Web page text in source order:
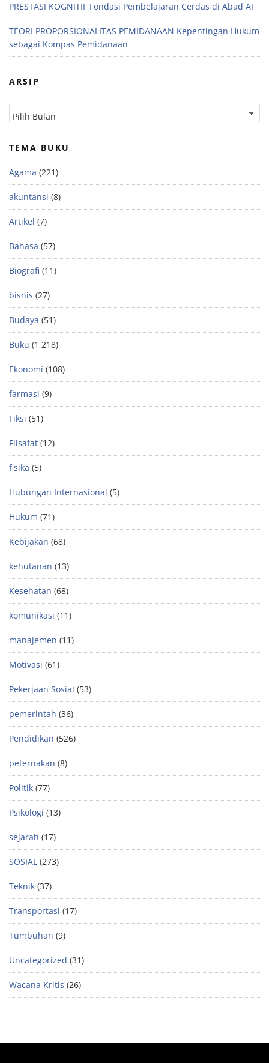
PRESTASI KOGNITIF Fondasi Pembelajaran Cerdas di Abad AI
TEORI PROPORSIONALITAS PEMIDANAAN Kepentingan Hukum
sebagai Kompas Pemidanaan
ARSIP
TEMA BUKU
Agama (221)
akuntansi (8)
Artikel (7)
Bahasa (57)
Biografi (11)
bisnis (27)
Budaya (51)
Buku (1,218)
Ekonomi (108)
farmasi (9)
Fiksi (51)
Filsafat (12)
fisika (5)
Hubungan Internasional (5)
Hukum (71)
Kebijakan (68)
kehutanan (13)
Kesehatan (68)
komunikasi (11)
manajemen (11)
Motivasi (61)
Pekerjaan Sosial (53)
pemerintah (36)
Pendidikan (526)
peternakan (8)
Politik (77)
Psikologi (13)
sejarah (17)
SOSIAL (273)
Teknik (37)
Transportasi (17)
Tumbuhan (9)
Uncategorized (31)
Wacana Kritis (26)